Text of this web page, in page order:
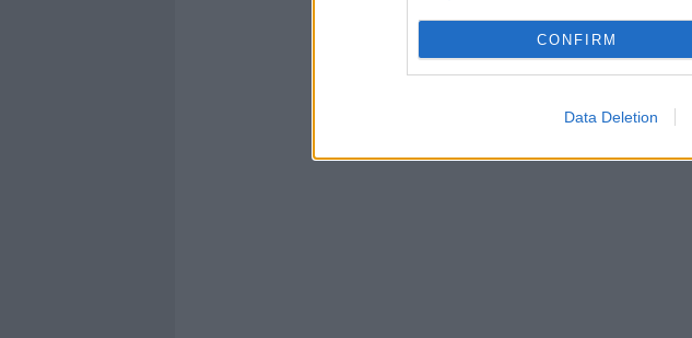
CONFIRM
Data Deletion